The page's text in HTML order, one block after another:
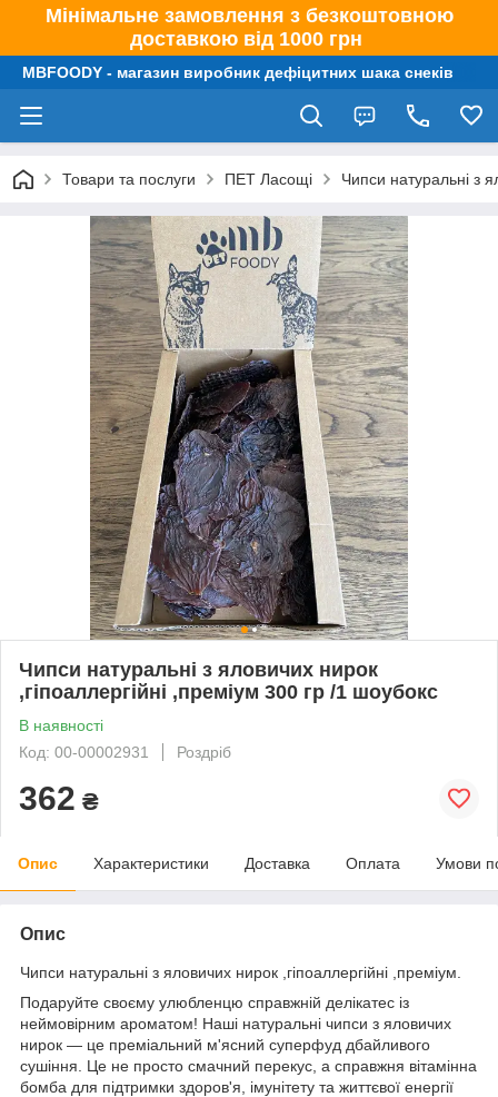
Мінімальне замовлення з безкоштовною
доставкою від 1000 грн
MBFOODY - магазин виробник дефіцитних шака снеків
Товари та послуги ПЕТ Ласощі Чипси натуральні з
Чипси натуральні з яловичих нирок
,гіпоаллергійні ,преміум 300 гр /1 шоубокс
В наявності
Код: 00-00002931
Роздріб
362 ₴
Опис Характеристики Доставка Оплата Умови
Опис
Чипси натуральні з яловичих нирок ,гіпоаллергійні ,преміум.
Подаруйте своєму улюбленцю справжній делікатес із
неймовірним ароматом! Наші натуральні чипси з яловичих
нирок — це преміальний м'ясний суперфуд дбайливого
сушіння. Це не просто смачний перекус, а справжня вітамінна
бомба для підтримки здоров'я, імунітету та життєвої енергії